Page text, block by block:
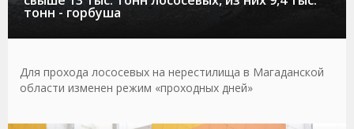
тонн - горбуша
Для прохода лососевых на нерестилища в Магаданской
области изменен режим «проходных дней»